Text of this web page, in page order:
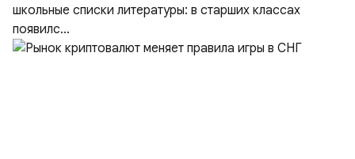
школьные списки литературы: в старших классах
появилс...